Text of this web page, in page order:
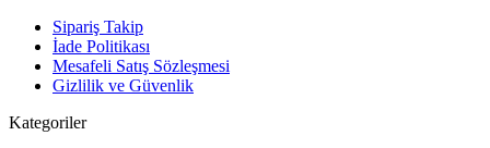
Sipariş Takip
İade Politikası
Mesafeli Satış Sözleşmesi
Gizlilik ve Güvenlik
Kategoriler